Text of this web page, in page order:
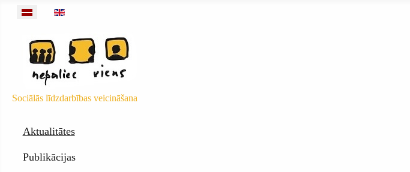
Izvēlieties valodu
Sociālās līdzdarbības veicināšana
Aktualitātes
Publikācijas